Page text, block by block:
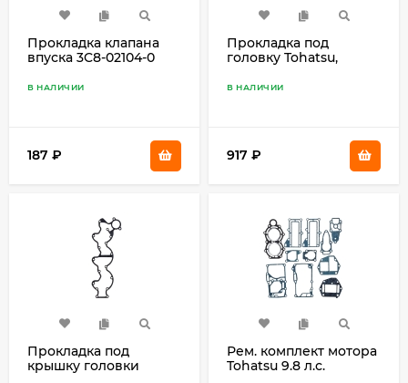
Прокладка клапана
впуска 3C8-02104-0
В НАЛИЧИИ
187 ₽
Прокладка под
головку Tohatsu,
01005-0
В НАЛИЧИИ
917 ₽
Прокладка под
крышку головки
Рем. комплект мотора
Tohatsu 9.8 л.с.